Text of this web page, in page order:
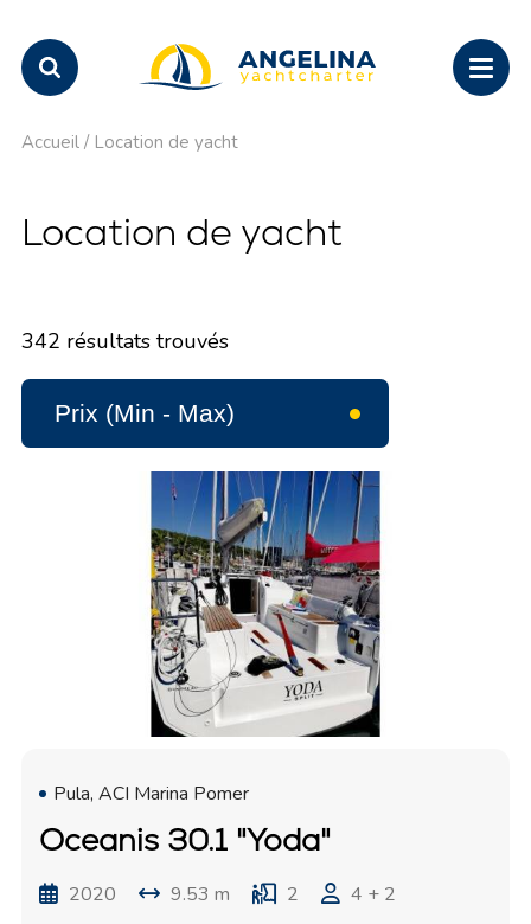
Accueil / Location de yacht
Location de yacht
342 résultats trouvés
Pula, ACI Marina Pomer
Oceanis 30.1 "Yoda"
2020 9.53 m 2
4 + 2